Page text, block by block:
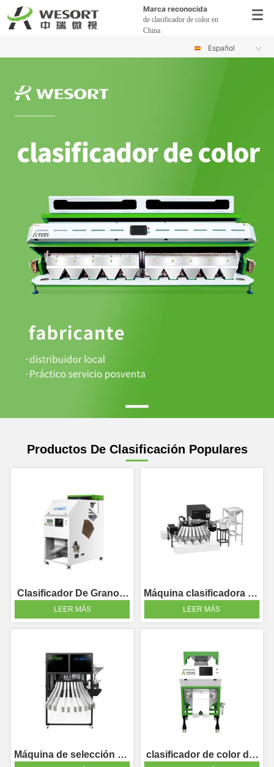
Marca reconocida
de clasificador de color en
China
Español
Productos De Clasificación Populares
Clasificador De Granos
De Café QuadEye AI
LEER MÁS
Máquina clasificadora de
nueces AI
LEER MÁS
Máquina de selección de
clasificador de color de